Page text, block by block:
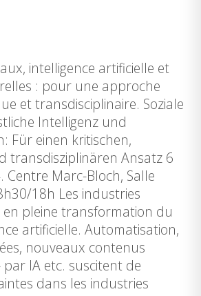
intelligence artificielle et
: pour une approche
et transdisciplinaire. Soziale
Intelligenz und
Für einen kritischen,
transdisziplinären Ansatz 6
Centre Marc-Bloch, Salle
18h Les industries
pleine transformation du
artificielle. Automatisation,
nouveaux contenus
par IA etc. suscitent de
dans les industries